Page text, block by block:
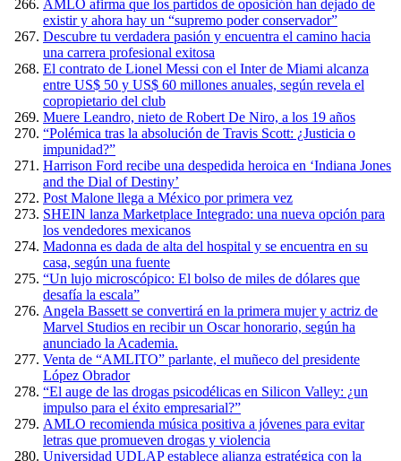
AMLO afirma que los partidos de oposición han dejado de
existir y ahora hay un “supremo poder conservador”
Descubre tu verdadera pasión y encuentra el camino hacia
una carrera profesional exitosa
El contrato de Lionel Messi con el Inter de Miami alcanza
entre US$ 50 y US$ 60 millones anuales, según revela el
copropietario del club
Muere Leandro, nieto de Robert De Niro, a los 19 años
“Polémica tras la absolución de Travis Scott: ¿Justicia o
impunidad?”
Harrison Ford recibe una despedida heroica en ‘Indiana Jones
and the Dial of Destiny’
Post Malone llega a México por primera vez
SHEIN lanza Marketplace Integrado: una nueva opción para
los vendedores mexicanos
Madonna es dada de alta del hospital y se encuentra en su
casa, según una fuente
“Un lujo microscópico: El bolso de miles de dólares que
desafía la escala”
Angela Bassett se convertirá en la primera mujer y actriz de
Marvel Studios en recibir un Oscar honorario, según ha
anunciado la Academia.
Venta de “AMLITO” parlante, el muñeco del presidente
López Obrador
“El auge de las drogas psicodélicas en Silicon Valley: ¿un
impulso para el éxito empresarial?”
AMLO recomienda música positiva a jóvenes para evitar
letras que promueven drogas y violencia
Universidad UDLAP establece alianza estratégica con la